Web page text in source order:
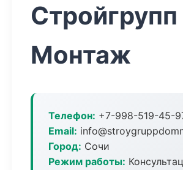
Монтаж
Телефон: +7-998-519-45-
Email:
Город: Сочи
Режим работы: